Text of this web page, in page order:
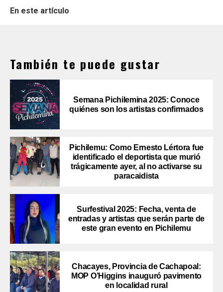
En este artículo
También te puede gustar
Semana Pichilemina 2025: Conoce
quiénes son los artistas confirmados
Pichilemu: Como Ernesto Lértora fue
identificado el deportista que murió
trágicamente ayer, al no activarse su
paracaidista
Surfestival 2025: Fecha, venta de
entradas y artistas que serán parte de
este gran evento en Pichilemu
Chacayes, Provincia de Cachapoal:
MOP O’Higgins inauguró pavimento
en localidad rural